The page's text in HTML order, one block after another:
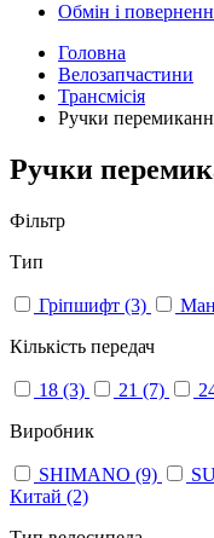
Обмін і
Головна
Велозапчастини
Трансмісія
Ручки
Ручки
Фільтр
Тип
Гріпшифт (3)
Кількість передач
18 (3) 21 (7)
Виробник
SHIMANO (9)
Китай (2)